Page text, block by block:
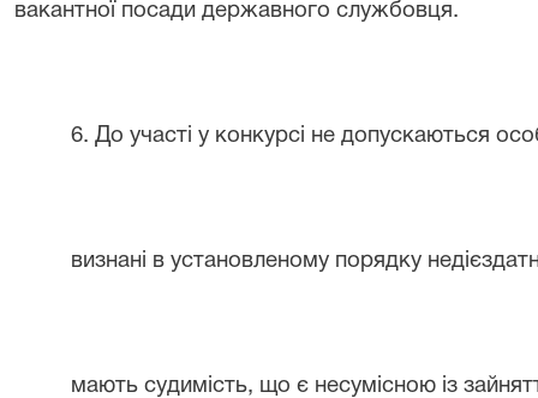
вакантної посади державного службовця.
6. До участі у конкурсі не допускаються
визнані в установленому порядку
мають судимість, що є несумісною із